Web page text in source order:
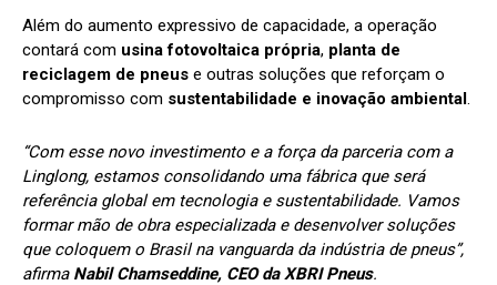
Além do aumento expressivo de capacidade, a operação
contará com usina fotovoltaica própria, planta de
reciclagem de pneus e outras soluções que reforçam o
compromisso com sustentabilidade e inovação ambiental.
“Com esse novo investimento e a força da parceria com a
Linglong, estamos consolidando uma fábrica que será
referência global em tecnologia e sustentabilidade. Vamos
formar mão de obra especializada e desenvolver soluções
que coloquem o Brasil na vanguarda da indústria de pneus”,
afirma Nabil Chamseddine, CEO da XBRI Pneus.